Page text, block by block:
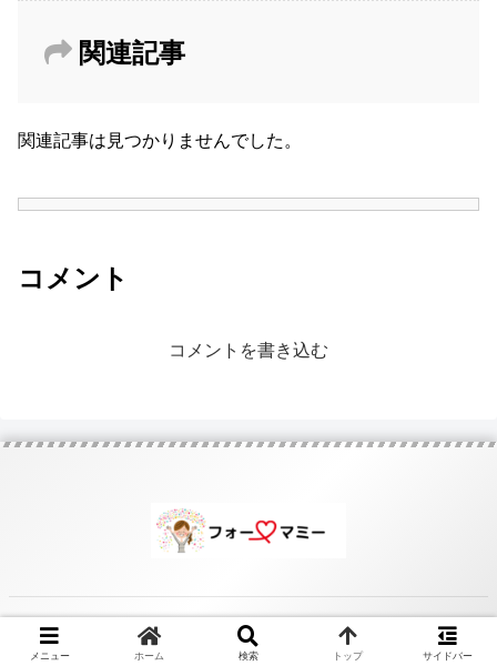
関連記事
関連記事は見つかりませんでした。
コメント
コメントを書き込む
© 2020 .
メニュー ホーム 検索 トップ サイドバー